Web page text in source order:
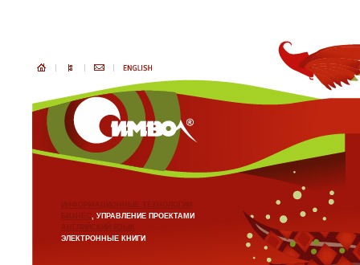
ИНФОРМАЦИОННЫЕ ТЕХНОЛОГИИ
БИЗНЕС, УПРАВЛЕНИЕ ПРОЕКТАМИ
АНГЛИЙСКИЙ ЯЗЫК
ЭЛЕКТРОННЫЕ КНИГИ